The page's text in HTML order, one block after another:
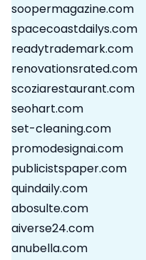
soopermagazine.com
spacecoastdailys.com
readytrademark.com
renovationsrated.com
scoziarestaurant.com
seohart.com
set-cleaning.com
promodesignai.com
publicistspaper.com
quindaily.com
abosulte.com
aiverse24.com
anubella.com